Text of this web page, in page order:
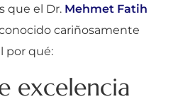
que el Dr. Mehmet Fatih
conocido cariñosamente
por qué:
excelencia